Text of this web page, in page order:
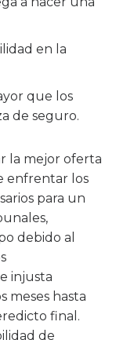
en la
que los
de seguro.
la mejor oferta
enfrentar los
para un
debido al
injusta
meses hasta
final.
de